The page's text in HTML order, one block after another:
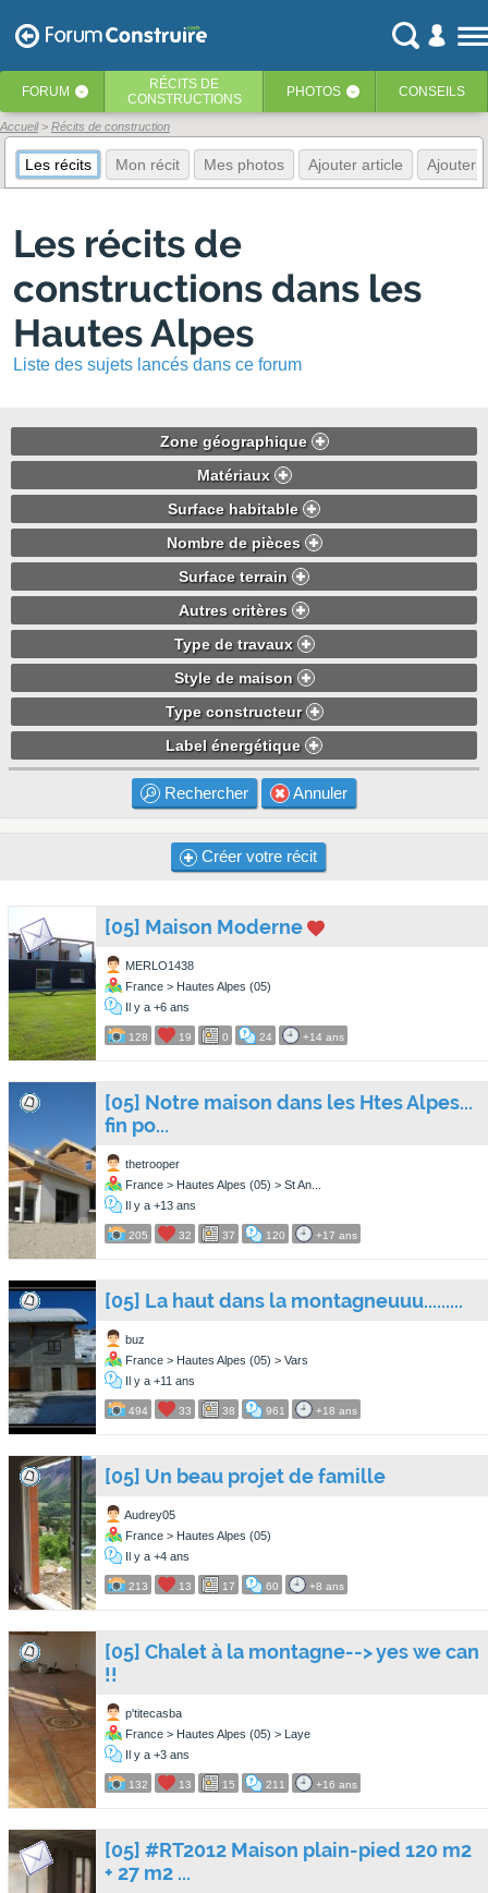
FORUM ‹ RÉCITS DE
CONSTRUCTIONS
PHOTOS ‹ CONSEILS
Accueil Récits de construction
Les récits Mon récit Mes photos Ajouter article Ajouter
Les récits de
constructions dans les
Hautes Alpes
Liste des sujets lancés dans ce forum
Zone géographique
Matériaux
Surface habitable
Nombre de pièces
Surface terrain
Autres critères
Type de travaux
Style de maison
Type constructeur
Label énergétique
Rechercher Annuler
Créer votre récit
[05] Maison Moderne
MERLO1438
France > Hautes Alpes (05)
Il y a +6 ans
128 19 0 24 +14 ans
[05] Notre maison dans les Htes Alpes...
fin po...
thetrooper
France > Hautes Alpes (05) > St An...
Il y a +13 ans
205 32 37 120 +17 ans
[05] La haut dans la montagneuuu.........
buz
France > Hautes Alpes (05) > Vars
Il y a +11 ans
494 33 38 961 +18 ans
[05] Un beau projet de famille
Audrey05
France > Hautes Alpes (05)
Il y a +4 ans
213 13 17 60 +8 ans
[05] Chalet à la montagne--> yes we can
!!
p'titecasba
France > Hautes Alpes (05) > Laye
Il y a +3 ans
132 13 15 211 +16 ans
[05] #RT2012 Maison plain-pied 120 m2
+ 27 m2 ...